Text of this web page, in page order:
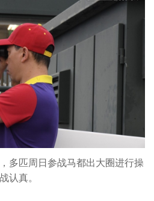
多匹周日参战马都出大圈进行操
认真。